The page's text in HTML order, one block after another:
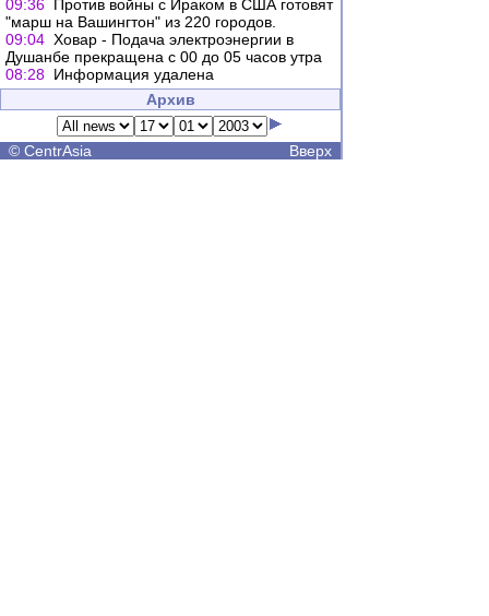
09:36
Против войны с Ираком в США готовят
"марш на Вашингтон" из 220 городов.
09:04 Ховар - Подача электроэнергии в
Душанбе прекращена с 00 до 05 часов утра
08:28 Информация удалена
Архив
© CentrAsia Вверх